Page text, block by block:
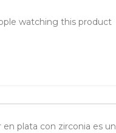
watching this product
en plata con zirconia es